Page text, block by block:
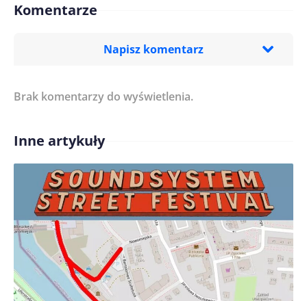
Komentarze
Napisz komentarz
Treść komentarza*
Imię/ Nick*
Zapamiętaj moje dane w tej przeglądarce podczas
pisania kolejnych komentarzy.
Brak komentarzy do wyświetlenia.
Inne artykuły